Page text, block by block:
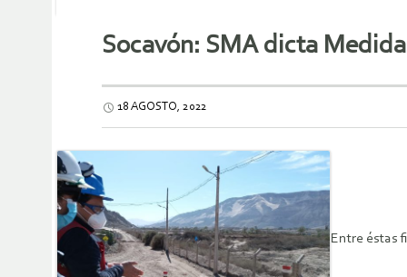
Socavón: SMA dicta
18 AGOSTO, 2022
Entre éstas